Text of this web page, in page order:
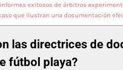
exitosos de árbitros
que ilustran una documentación
las directrices de
fútbol playa?